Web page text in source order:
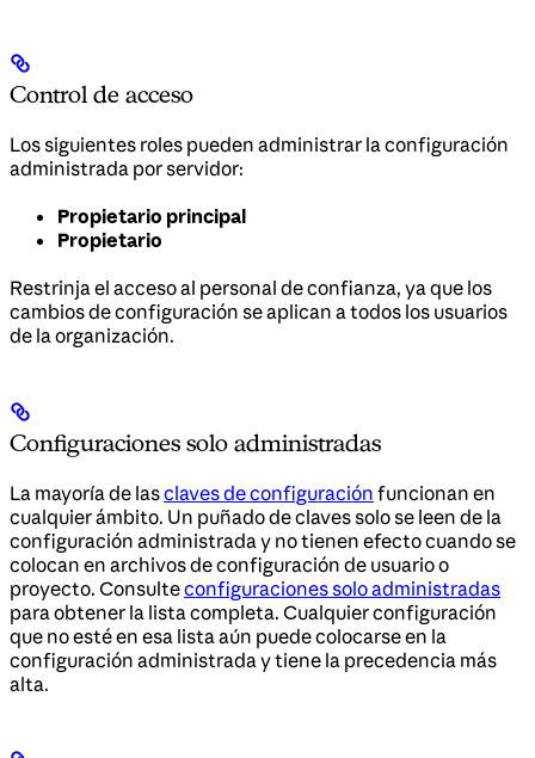
Control de acceso
Los siguientes roles pueden administrar la configuración
administrada por servidor:
Propietario principal
Propietario
Restrinja el acceso al personal de confianza, ya que los
cambios de configuración se aplican a todos los usuarios
de la organización.
Configuraciones solo administradas
La mayoría de lasclaves de configuración funcionan en
cualquier ámbito. Un puñado de claves solo se leen de la
configuración administrada y no tienen efecto cuando se
colocan en archivos de configuración de usuario o
proyecto. Consulteconfiguraciones solo administradas
para obtener la lista completa. Cualquier configuración
que no esté en esa lista aún puede colocarse en la
configuración administrada y tiene la precedencia más
alta.